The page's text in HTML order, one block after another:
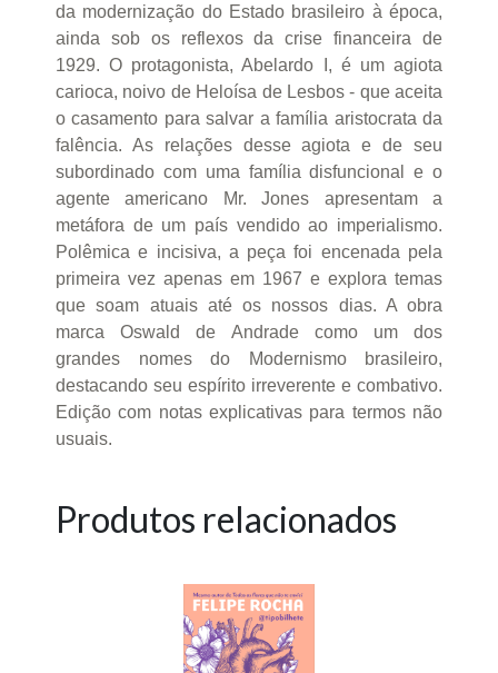
da modernização do Estado brasileiro à época,
ainda sob os reflexos da crise financeira de
1929. O protagonista, Abelardo I, é um agiota
carioca, noivo de Heloísa de Lesbos - que aceita
o casamento para salvar a família aristocrata da
falência. As relações desse agiota e de seu
subordinado com uma família disfuncional e o
agente americano Mr. Jones apresentam a
metáfora de um país vendido ao imperialismo.
Polêmica e incisiva, a peça foi encenada pela
primeira vez apenas em 1967 e explora temas
que soam atuais até os nossos dias. A obra
marca Oswald de Andrade como um dos
grandes nomes do Modernismo brasileiro,
destacando seu espírito irreverente e combativo.
Edição com notas explicativas para termos não
usuais.
Produtos relacionados